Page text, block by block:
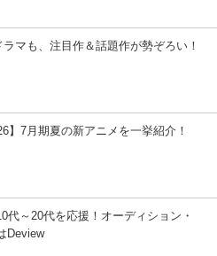
マも、注目作＆話題作が勢ぞろい！
】7月期夏の新アニメを一挙紹介！
代～20代を応援！オーディション・
Deview